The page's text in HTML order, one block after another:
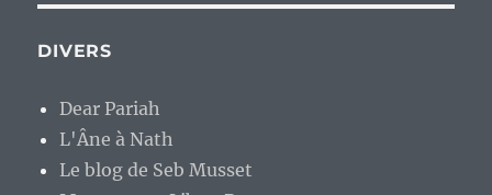
DIVERS
Dear Pariah
L'Âne à Nath
Le blog de Seb Musset